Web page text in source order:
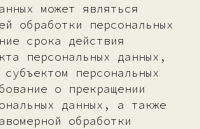
может являться
обработки персональных
срока действия
персональных данных,
персональных
о прекращении
данных, а также
обработки